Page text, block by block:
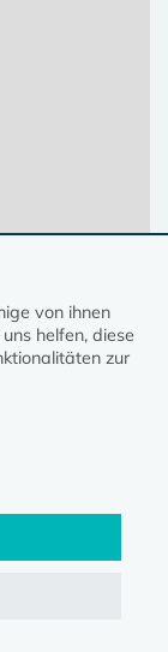
mv.de
© 2026
von ihnen
helfen, diese
zur